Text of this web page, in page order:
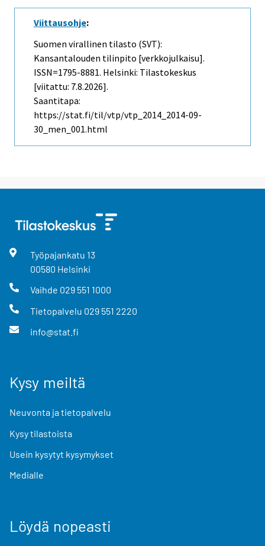
Viittausohje:
Suomen virallinen tilasto (SVT):
Kansantalouden tilinpito [verkkojulkaisu].
ISSN=1795-8881. Helsinki: Tilastokeskus
[viitattu: 7.8.2026].
Saantitapa:
https://stat.fi/til/vtp/vtp_2014_2014-09-
30_men_001.html
Työpajankatu 13
00580 Helsinki
Vaihde 029 551 1000
Tietopalvelu 029 551 2220
info@stat.fi
Kysy meiltä
Neuvonta ja tietopalvelu
Kysy tilastoista
Usein kysytyt kysymykset
Medialle
Löydä nopeasti